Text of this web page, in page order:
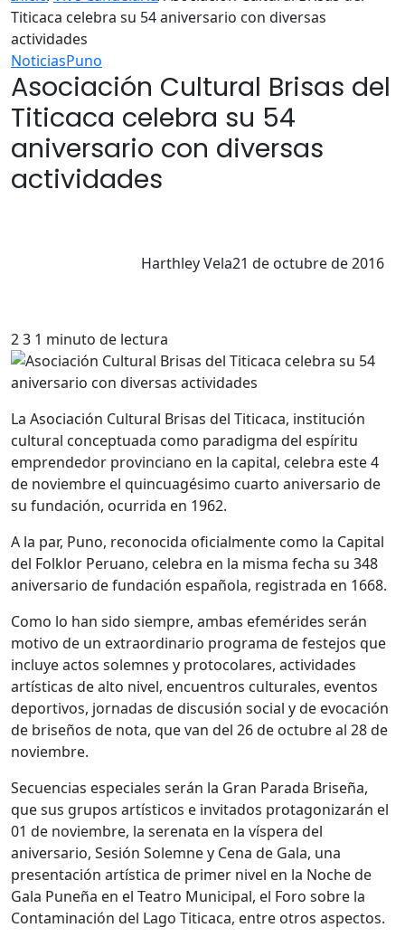
Titicaca celebra su 54 aniversario con diversas
actividades
NoticiasPuno
Asociación Cultural Brisas del
Titicaca celebra su 54
aniversario con diversas
actividades
Harthley Vela21 de octubre de 2016
23 1 minuto de lectura
La Asociación Cultural Brisas del Titicaca, institución
cultural conceptuada como paradigma del espíritu
emprendedor provinciano en la capital, celebra este 4
de noviembre el quincuagésimo cuarto aniversario de
su fundación, ocurrida en 1962.
A la par, Puno, reconocida oficialmente como la Capital
del Folklor Peruano, celebra en la misma fecha su 348
aniversario de fundación española, registrada en 1668.
Como lo han sido siempre, ambas efemérides serán
motivo de un extraordinario programa de festejos que
incluye actos solemnes y protocolares, actividades
artísticas de alto nivel, encuentros culturales, eventos
deportivos, jornadas de discusión social y de evocación
de briseños de nota, que van del 26 de octubre al 28 de
noviembre.
Secuencias especiales serán la Gran Parada Briseña,
que sus grupos artísticos e invitados protagonizarán el
01 de noviembre, la serenata en la víspera del
aniversario, Sesión Solemne y Cena de Gala, una
presentación artística de primer nivel en la Noche de
Gala Puneña en el Teatro Municipal, el Foro sobre la
Contaminación del Lago Titicaca, entre otros aspectos.